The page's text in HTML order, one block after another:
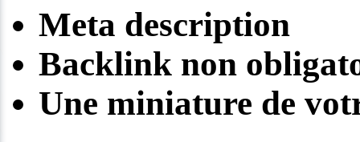
Meta description
Backlink non
Une miniature de